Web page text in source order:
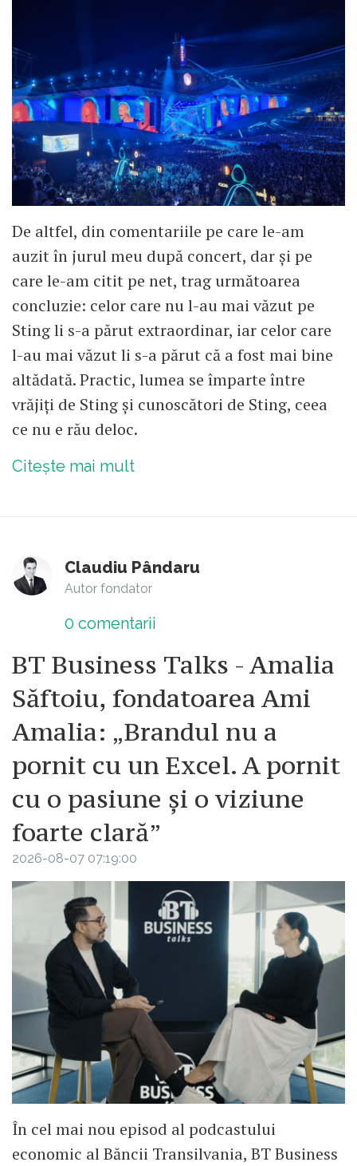
De altfel, din comentariile pe care le-am
auzit în jurul meu după concert, dar și pe
care le-am citit pe net, trag următoarea
concluzie: celor care nu l-au mai văzut pe
Sting li s-a părut extraordinar, iar celor care
l-au mai văzut li s-a părut că a fost mai bine
altădată. Practic, lumea se împarte între
vrăjiți de Sting și cunoscători de Sting, ceea
ce nu e rău deloc.
Citește mai mult
Claudiu Pândaru
Autor fondator
0 comentarii
BT Business Talks - Amalia
Săftoiu, fondatoarea Ami
Amalia: „Brandul nu a
pornit cu un Excel. A pornit
cu o pasiune și o viziune
foarte clară”
2026-08-07 07:19:00
În cel mai nou episod al podcastului
economic al Băncii Transilvania, BT Business